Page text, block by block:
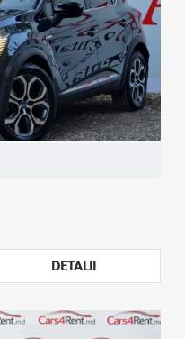
DETALII